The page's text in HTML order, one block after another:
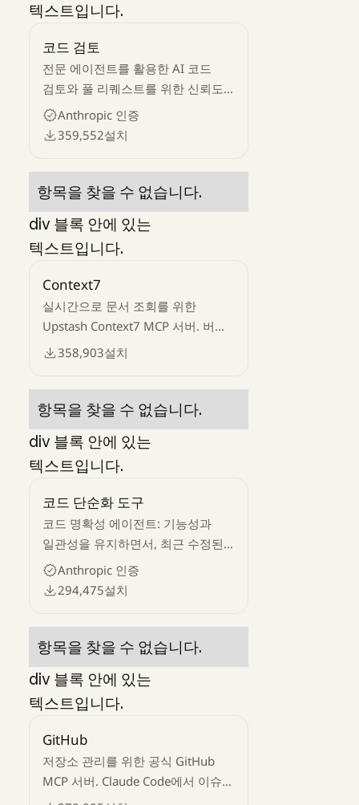
텍스트입니다.
코드 검토
전문 에이전트를 활용한 AI 코드
검토와 풀 리퀘스트를 위한 신뢰도
기반 필터링
Anthropic 인증
359,552설치
항목을 찾을 수 없습니다.
div 블록 안에 있는
텍스트입니다.
Context7
실시간으로 문서 조회를 위한
Upstash Context7 MCP 서버. 버전
관련 문서와 코드 샘플을 소스
가져옵니다.
358,903설치
항목을 찾을 수 없습니다.
div 블록 안에 있는
텍스트입니다.
코드 단순화 도구
코드 명확성 에이전트: 기능성과
일관성을 유지하면서, 최근 수정된
코드를 단순화하고 정리합니다.
Anthropic 인증
294,475설치
항목을 찾을 수 없습니다.
div 블록 안에 있는
텍스트입니다.
GitHub
저장소 관리를 위한 공식 GitHub
MCP 서버. Claude Code에서 이슈
생성, PR 관리, 코드 검토, 저장소